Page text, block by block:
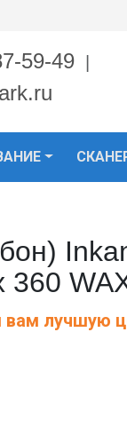
59-49
360
лучшую